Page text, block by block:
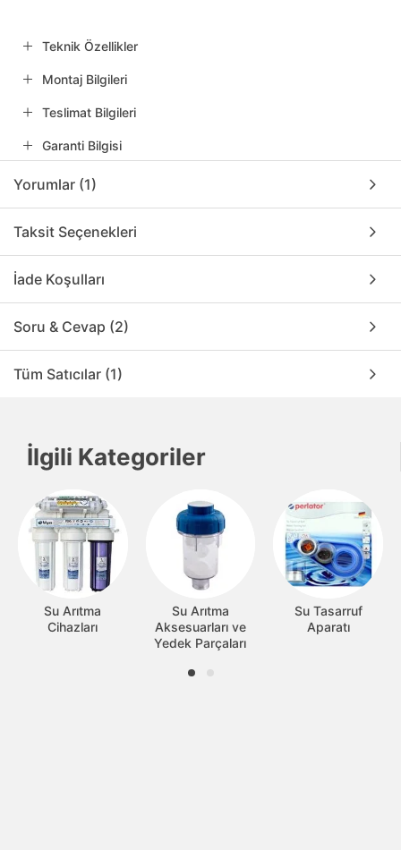
Teknik Özellikler
Montaj Bilgileri
Teslimat Bilgileri
Garanti Bilgisi
Yorumlar (1)
Taksit Seçenekleri
İade Koşulları
Soru & Cevap (2)
Tüm Satıcılar (1)
İlgili Kategoriler
Su Arıtma
Cihazları
Su Arıtma
Aksesuarları ve
Yedek Parçaları
Su Tasarruf
Aparatı